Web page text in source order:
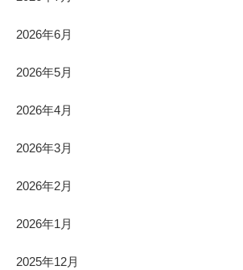
2026年6月
2026年5月
2026年4月
2026年3月
2026年2月
2026年1月
2025年12月